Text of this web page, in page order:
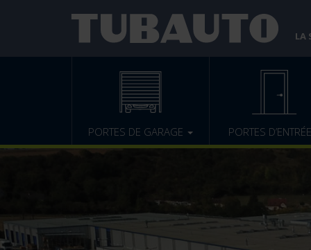
LA
PORTES DE GARAGE PORTES D’ENTRÉE